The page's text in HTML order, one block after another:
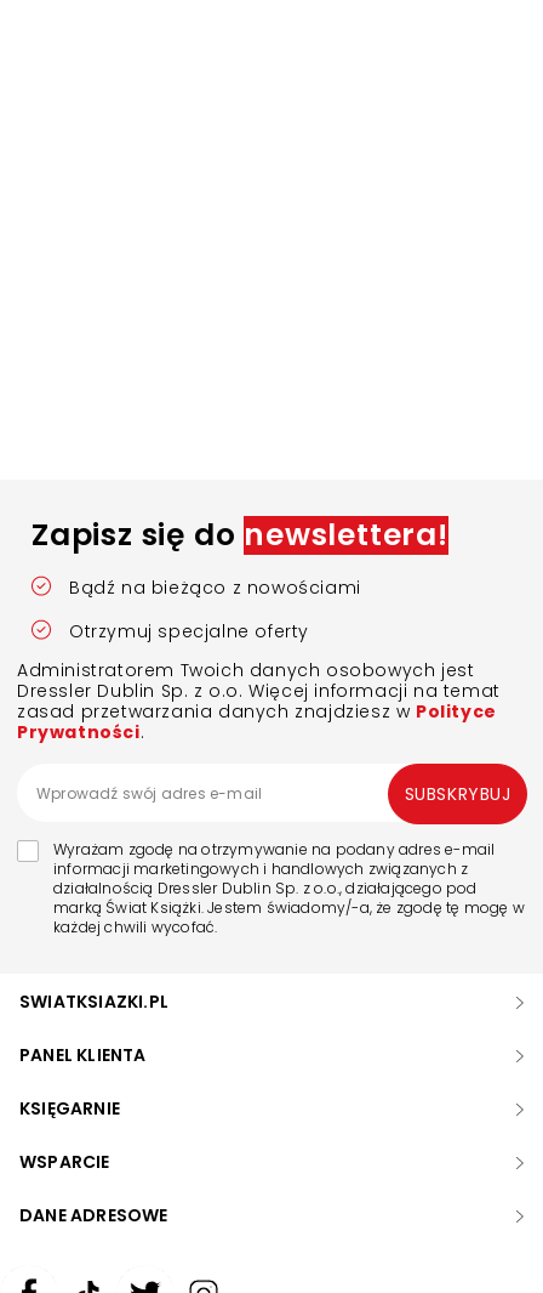
Zapisz się do newslettera!
Bądź na bieżąco z nowościami
Otrzymuj specjalne oferty
Administratorem Twoich danych osobowych jest
Dressler Dublin Sp. z o.o. Więcej informacji na temat
zasad przetwarzania danych znajdziesz w Polityce
Prywatności.
Wyrażam zgodę na otrzymywanie na podany adres e-mail
informacji marketingowych i handlowych związanych z
działalnością Dressler Dublin Sp. z o.o., działającego pod
marką Świat Książki. Jestem świadomy/-a, że zgodę tę mogę w
każdej chwili wycofać.
SUBSKRYBUJ
SWIATKSIAZKI.PL
PANEL KLIENTA
KSIĘGARNIE
WSPARCIE
DANE ADRESOWE
Zwiększ rozmiar czcionki